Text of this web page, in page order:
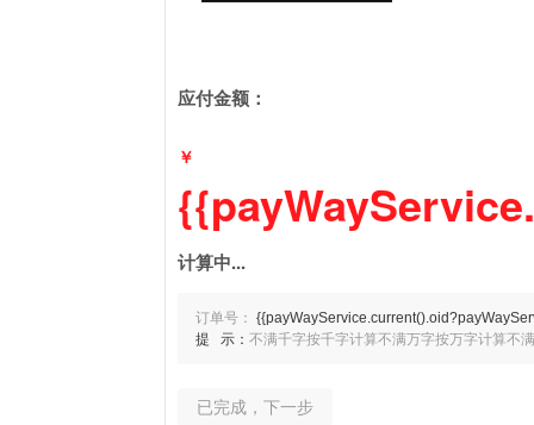
应付金额：
￥
计算中...
订单号：
提 示： 不满千字按千字计算不满万字按万字计算不
已完成，下一步